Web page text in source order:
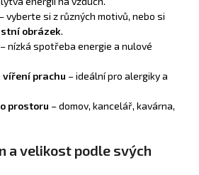
– vyberte si z různých motivů, nebo si
obrázek.
– nízká spotřeba energie a nulové
víření prachu – ideální pro alergiky a
prostoru – domov, kancelář, kavárna,
a velikost podle svých